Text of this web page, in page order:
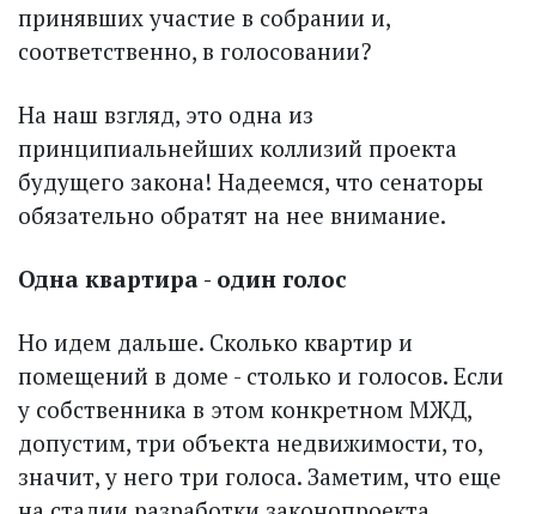
принявших участие в собрании и,
соответственно, в голосовании?
На наш взгляд, это одна из
принципиальнейших коллизий проекта
будущего закона! Надеемся, что сенаторы
обязательно обратят на нее внимание.
Одна квартира - один голос
Но идем дальше. Сколько квартир и
помещений в доме - столько и голосов. Если
у собственника в этом конкретном МЖД,
допустим, три объекта недвижимости, то,
значит, у него три голоса. Заметим, что еще